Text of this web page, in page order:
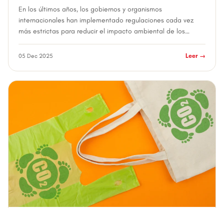
En los últimos años, los gobiernos y organismos
internacionales han implementado regulaciones cada vez
más estrictas para reducir el impacto ambiental de los
plásticos. Lejos de ser un obstáculo, esta...
05 Dec 2025 Leer →